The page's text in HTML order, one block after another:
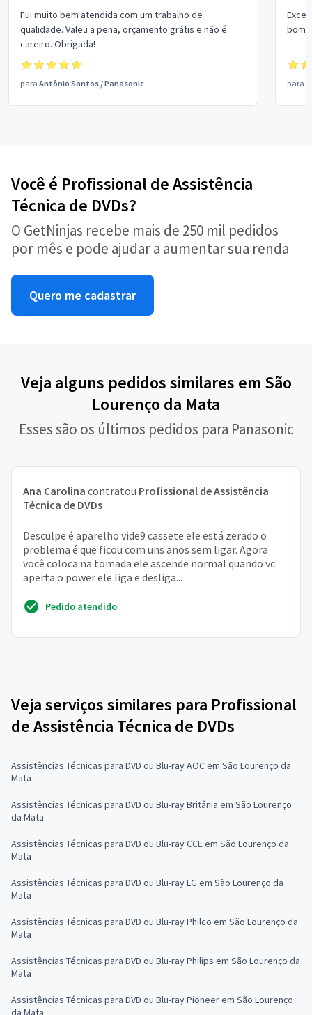
Fui muito bem atendida com um trabalho de
qualidade. Valeu a pena, orçamento grátis e não é
careiro. Obrigada!
para Antônio Santos /Panasonic
bom
para
Você é Profissional de Assistência
Técnica de DVDs?
O GetNinjas recebe mais de 250 mil pedidos
por mês e pode ajudar a aumentar sua renda
Quero me cadastrar
Veja alguns pedidos similares em São
Lourenço da Mata
Esses são os últimos pedidos para Panasonic
Ana Carolina contratou Profissional de Assistência
Técnica de DVDs
Desculpe é aparelho vide9 cassete ele está zerado o
problema é que ficou com uns anos sem ligar. Agora
você coloca na tomada ele ascende normal quando vc
aperta o power ele liga e desliga...
Pedido atendido
Veja serviços similares para Profissional
de Assistência Técnica de DVDs
Assistências Técnicas para DVD ou Blu-ray AOC em São Lourenço da
Mata
Assistências Técnicas para DVD ou Blu-ray Britânia em São Lourenço
da Mata
Assistências Técnicas para DVD ou Blu-ray CCE em São Lourenço da
Mata
Assistências Técnicas para DVD ou Blu-ray LG em São Lourenço da
Mata
Assistências Técnicas para DVD ou Blu-ray Philco em São Lourenço da
Mata
Assistências Técnicas para DVD ou Blu-ray Philips em São Lourenço da
Mata
Assistências Técnicas para DVD ou Blu-ray Pioneer em São Lourenço
da Mata